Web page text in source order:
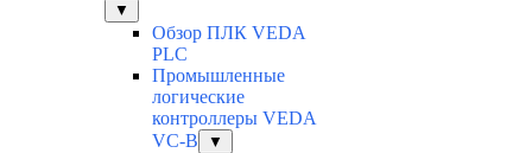
▼
Обзор ПЛК VEDA
PLC
Промышленные
логические
контроллеры VEDA
VC-B
▼